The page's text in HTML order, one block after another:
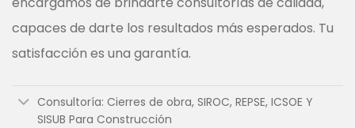
capaces de darte los resultados más esperados. Tu
satisfacción es una garantía.
Consultoría: Cierres de obra, SIROC, REPSE, ICSOE Y
SISUB Para Construcción